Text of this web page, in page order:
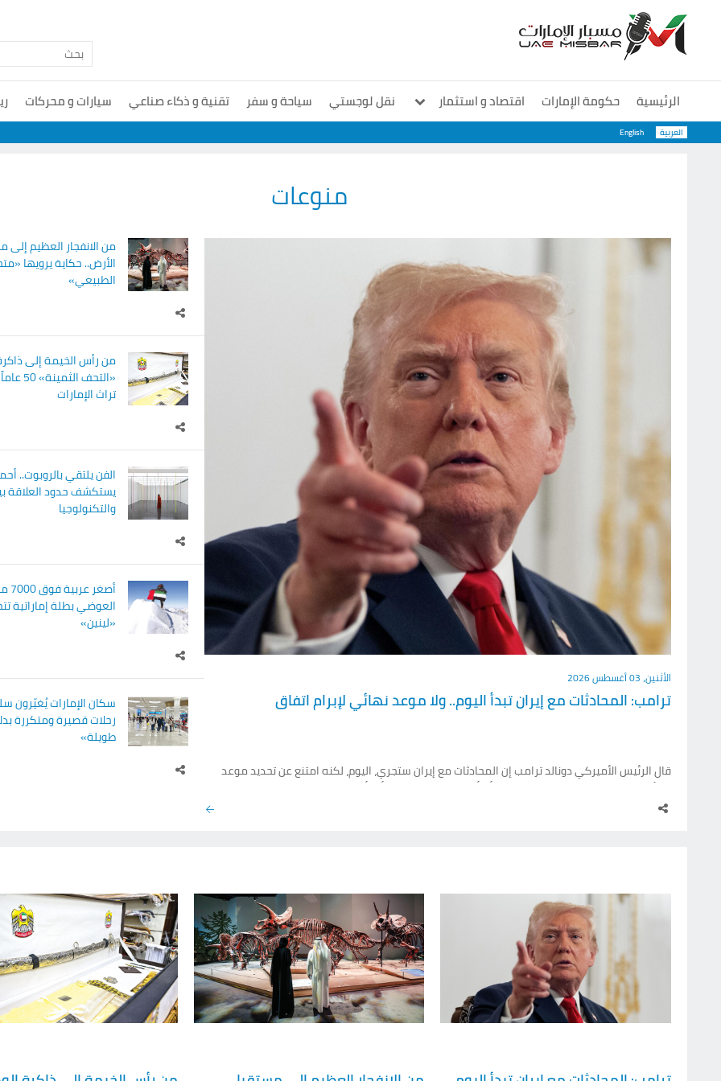
الرئيسية حكومة الإمارات اقتصاد و استثمار نقل لوجستي سياحة و سفر تقنية و ذكاء صناعي سيارات و محركات
معارض و مؤتمرات
منوعات سوشيال العربية English
منوعات
الأثنين، 03 أغسطس 2026
ترامب: المحادثات مع إيران تبدأ اليوم.. ولا موعد نهائي لإبرام اتفاق
قال الرئيس الأميركي دونالد ترامب إن المحادثات مع إيران ستجري، اليوم، لكنه امتنع عن تحديد موعد
نهائي للتوصل إلى اتفاق. جاء ذلك بعد أن أعلن في وقت سابق أنه أوقف هجوما كان وشيكا على إيران
أملا في التوصل سريعا إلى اتفاق لإعادة فتح مضيق هرمز وحل المأزق المتعلق بالقدرات النووية
من الانفجار العظيم إلى
الأرض.. حكاية يرويها
الطبيعي»
من رأس الخيمة إلى
«التحف
تراث الإمارات
الفن يلتقي بالروبوت..
يستكشف حدود العلاقة
والتكنولوجيا
العوضي بطلة إماراتية
«لينين»
سكان الإمارات يُغيّرون
رحلات قصيرة ومتكررة
طويلة»